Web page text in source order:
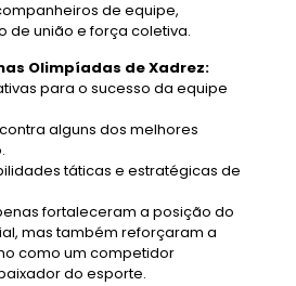
de equipe,
de união e força coletiva.
Olimpíadas de Xadrez:
para o sucesso da equipe
alguns dos melhores
táticas e estratégicas de
fortaleceram a posição do
mas também reforçaram a
como um competidor
do esporte.